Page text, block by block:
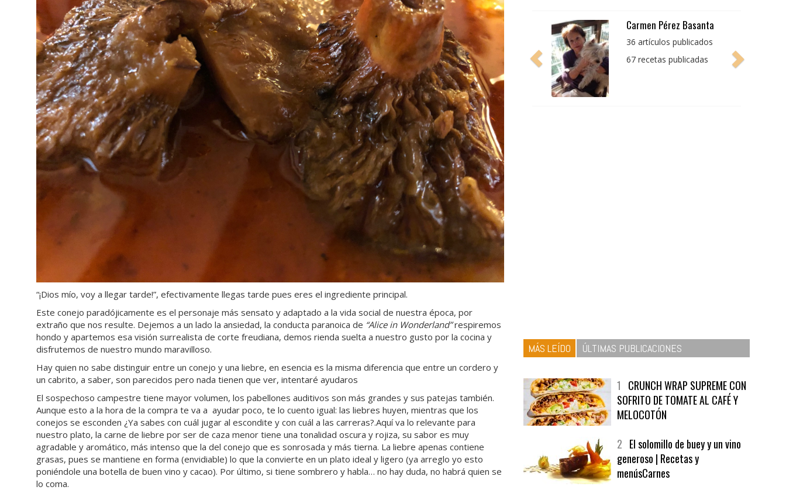
“¡Dios mío, voy a llegar tarde!”, efectivamente llegas tarde pues eres el ingrediente principal.
Este conejo paradójicamente es el personaje más sensato y adaptado a la vida social de nuestra época, por
extraño que nos resulte. Dejemos a un lado la ansiedad, la conducta paranoica de “Alice in Wonderland”respiremos
hondo y apartemos esa visión surrealista de corte freudiana, demos rienda suelta a nuestro gusto por la cocina y
disfrutemos de nuestro mundo maravilloso.
Hay quien no sabe distinguir entre un conejo y una liebre, en esencia es la misma diferencia que entre un cordero y
un cabrito, a saber, son parecidos pero nada tienen que ver, intentaré ayudaros
El sospechoso campestre tiene mayor volumen, los pabellones auditivos son más grandes y sus patejas también.
Aunque esto a la hora de la compra te va a ayudar poco, te lo cuento igual: las liebres huyen, mientras que los
conejos se esconden ¿Ya sabes con cuál jugar al escondite y con cuál a las carreras?.Aquí va lo relevante para
nuestro plato, la carne de liebre por ser de caza menor tiene una tonalidad oscura y rojiza, su sabor es muy
agradable y aromático, más intenso que la del conejo que es sonrosada y más tierna. La liebre apenas contiene
grasas, pues se mantiene en forma (envidiable) lo que la convierte en un plato ideal y ligero (ya arreglo yo esto
poniéndole una botella de buen vino y cacao). Por último, si tiene sombrero y habla… no hay duda, no habrá quien se
lo coma.
Pedro Manuel Collado
Cruz
producto bien tratado
MÁS LEÍDO ÚLTIMAS PUBLICACIONES
SOFRITO DE TOMATE AL CAFÉ Y
MELOCOTÓN